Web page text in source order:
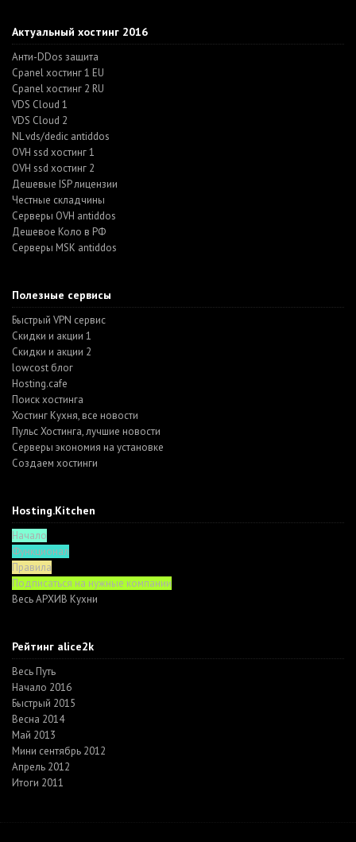
Актуальный хостинг 2016
Анти-DDos защита
Cpanel хостинг 1 EU
Cpanel хостинг 2 RU
VDS Cloud 1
VDS Cloud 2
NL vds/dedic antiddos
OVH ssd хостинг 1
OVH ssd хостинг 2
Дешевые ISP лицензии
Честные складчины
Серверы OVH antiddos
Дешевое Коло в РФ
Серверы MSK antiddos
Полезные сервисы
Быстрый VPN сервис
Скидки и акции 1
Скидки и акции 2
lowcost блог
Hosting.cafe
Поиск хостинга
Хостинг Кухня, все новости
Пульс Хостинга, лучшие новости
Серверы экономия на установке
Создаем хостинги
Hosting.Kitchen
Начало
Функционал
Правила
Подписаться на нужные компании
Весь АРХИВ Кухни
Рейтинг alice2k
Весь Путь
Начало 2016
Быстрый 2015
Весна 2014
Май 2013
Мини сентябрь 2012
Апрель 2012
Итоги 2011